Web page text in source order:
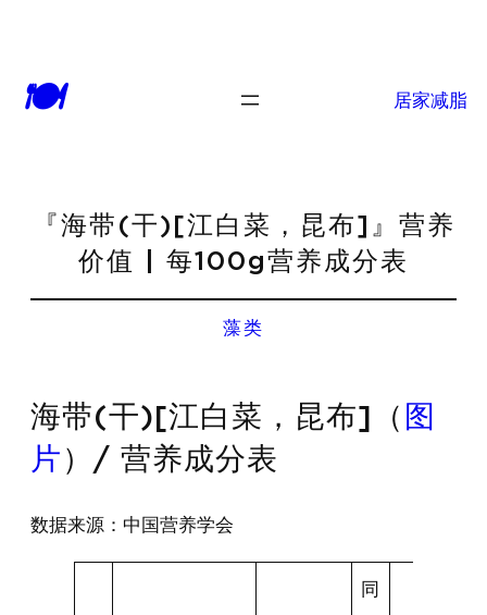
🍽 居家减脂
『海带(干)[江白菜，昆布]』营养
价值 | 每100g营养成分表
藻类
海带(干)[江白菜，昆布]（ 图
片 ）/ 营养成分表
数据来源：中国营养学会
同